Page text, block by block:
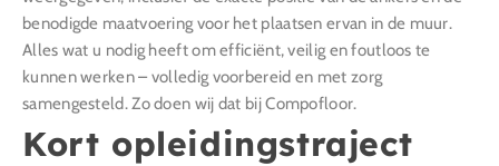
benodigde maatvoering voor het plaatsen ervan in de muur.
Alles wat u nodig heeft om efficiënt, veilig en foutloos te
kunnen werken – volledig voorbereid en met zorg
samengesteld. Zo doen wij dat bij Compofloor.
Kort opleidingstraject